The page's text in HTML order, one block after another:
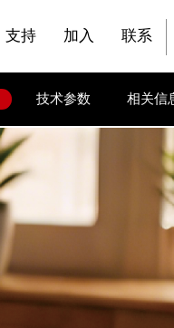
支持
加入
联系
上海苏古德智能
技术参数 相关信